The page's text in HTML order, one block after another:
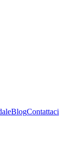
BlogContattaci